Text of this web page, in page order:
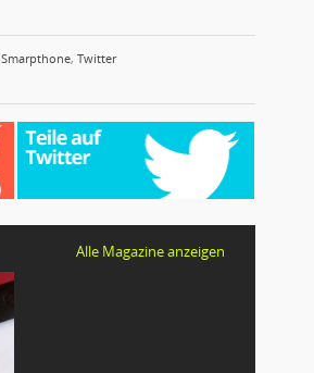
Smarpthone, Twitter
Alle Magazine anzeigen